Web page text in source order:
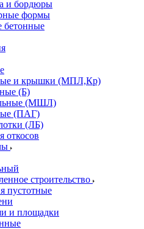
и бордюры
формы
бетонные
и крышки (МПЛ,Кр)
(Б)
(МШЛ)
(ПАГ)
(ЛБ)
откосов
строительство
пустотные
и площадки